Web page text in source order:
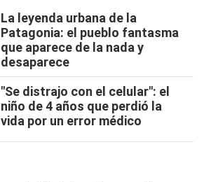
La leyenda urbana de la
Patagonia: el pueblo fantasma
que aparece de la nada y
desaparece
"Se distrajo con el celular": el
niño de 4 años que perdió la
vida por un error médico